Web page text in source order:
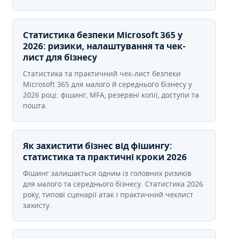
Статистика безпеки Microsoft 365 у
2026: ризики, налаштування та чек-
лист для бізнесу
Статистика та практичний чек-лист безпеки
Microsoft 365 для малого й середнього бізнесу у
2026 році: фішинг, MFA, резервні копії, доступи та
пошта.
Як захистити бізнес від фішингу:
статистика та практичні кроки 2026
Фішинг залишається одним із головних ризиків
для малого та середнього бізнесу. Статистика 2026
року, типові сценарії атак і практичний чеклист
захисту.